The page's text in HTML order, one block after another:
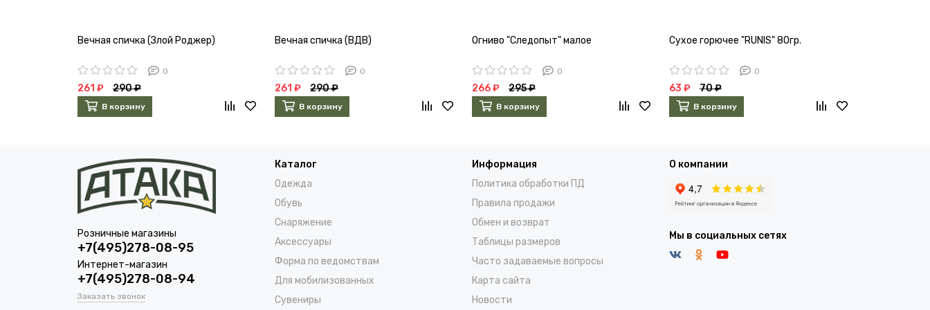
Вечная спичка (Злой Роджер)
0
261 ₽ 290 ₽
В корзину
Вечная спичка (ВДВ)
0
261 ₽ 290 ₽
В корзину
Огниво "Следопыт" малое
0
266 ₽ 295 ₽
В корзину
Сухое горючее "RUNIS" 80гр.
0
63 ₽ 70 ₽
В корзину
Розничные магазины
+7(495)278-08-95
Интернет-магазин
+7(495)278-08-94
Заказать звонок
Каталог
Одежда
Обувь
Снаряжение
Аксессуары
Форма по ведомствам
Для мобилизованных
Сувениры
Информация
Политика обработки ПД
Правила продажи
Обмен и возврат
Таблицы размеров
Часто задаваемые вопросы
Карта сайта
Новости
О компании
Мы в социальных сетях